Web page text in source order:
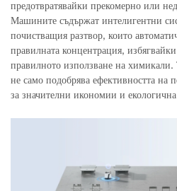
предотвратявайки прекомерно или
Машините съдържат интелигентни
почистващия разтвор, които
правилната концентрация,
правилното използване на химикали.
не само подобрява ефективността на
за значителни икономии и